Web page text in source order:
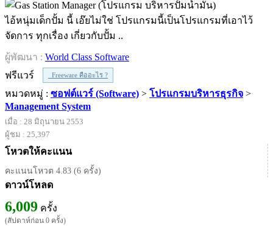
ไอ้หนุ่มเด็กปั้ม นี้ เอ๊ยไม่ใช่ โปรแกรมนี้เป็นโปรแกรมที่เอาไว้
จัดการ ทุกเรื่อง เกี่ยวกับปั้ม ..
ผู้พัฒนา : World Class Software
ฟรีแวร์
Freeware คืออะไร ?
หมวดหมู่ : ซอฟต์แวร์ (Software) > โปรแกรมบริหารธุรกิจ >
Management System
เมื่อ : 28 มิถุนายน 2553
ผู้ชม : 25,397
โหวตให้คะแนน
คะแนนโหวต 4.83 (6 ครั้ง)
ดาวน์โหลด
6,009 ครั้ง
(สัปดาห์ก่อน 0 ครั้ง)